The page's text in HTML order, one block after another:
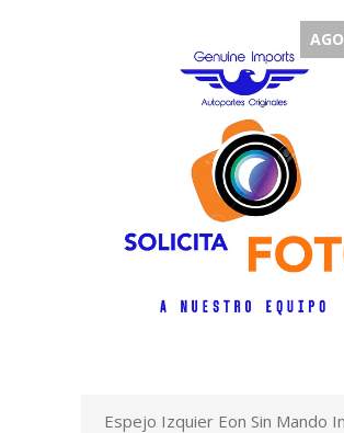
Espejo Izquier Eon Sin Mando